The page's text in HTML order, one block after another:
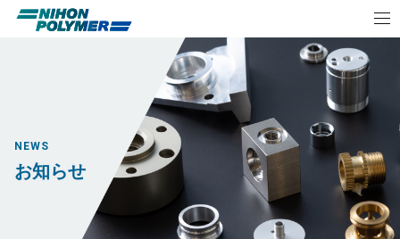
NEWS
お知らせ